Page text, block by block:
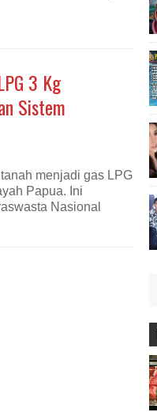
3 Kg
Sistem
menjadi gas LPG
Papua. Ini
Nasional